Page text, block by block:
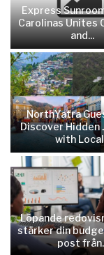
Express
Carolinas Unites
and...
NorthYatra
Discover Hidden
with
Löpande
stärker din
post